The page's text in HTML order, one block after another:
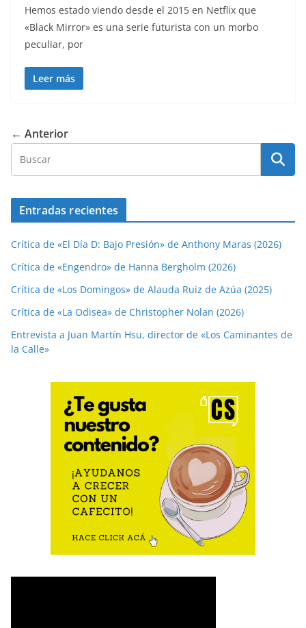
Hemos estado viendo desde el 2015 en Netflix que
«Black Mirror» es una serie futurista con un morbo
peculiar, por
Leer más
← Anterior
Entradas recientes
Crítica de «El Día D: Bajo Presión» de Anthony Maras (2026)
Crítica de «Engendro» de Hanna Bergholm (2026)
Crítica de «Los Domingos» de Alauda Ruiz de Azúa (2025)
Crítica de «La Odisea» de Christopher Nolan (2026)
Entrevista a Juan Martín Hsu, director de «Los Caminantes de
la Calle»